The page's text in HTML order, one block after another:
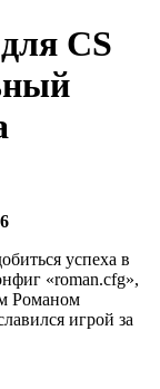
CS
успеха в
«roman.cfg»,
Романом
игрой за